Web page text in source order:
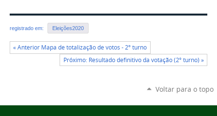
registrado em: Eleições2020
« Anterior Mapa de totalização de votos - 2º turno
Próximo: Resultado definitivo da votação (2º turno) »
Voltar para o topo